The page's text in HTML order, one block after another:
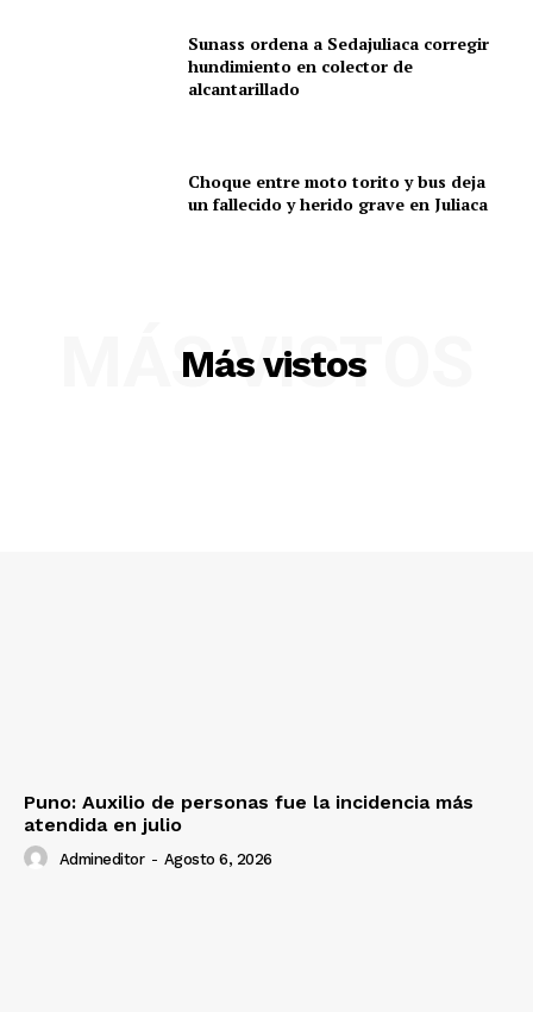
Sunass ordena a Sedajuliaca corregir
hundimiento en colector de
alcantarillado
Choque entre moto torito y bus deja
un fallecido y herido grave en Juliaca
Más vistos
MÁS VISTOS
Puno: Auxilio de personas fue la incidencia más
atendida en julio
Admineditor - Agosto 6, 2026